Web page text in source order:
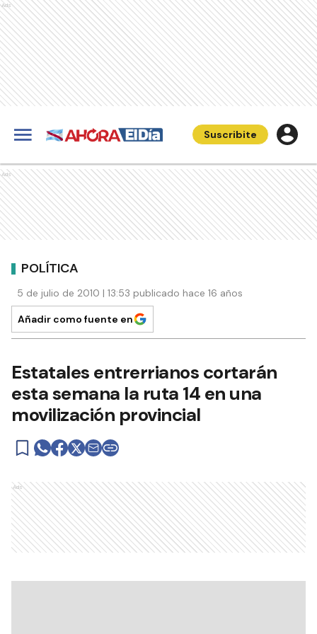
Ads
Suscribite
Ads
POLÍTICA
5 de julio de 2010 | 13:53 publicado hace 16 años
Añadir como fuente en
Estatales entrerrianos cortarán
esta semana la ruta 14 en una
movilización provincial
Ads